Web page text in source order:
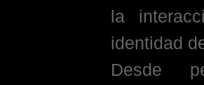
la
identidad
Desde